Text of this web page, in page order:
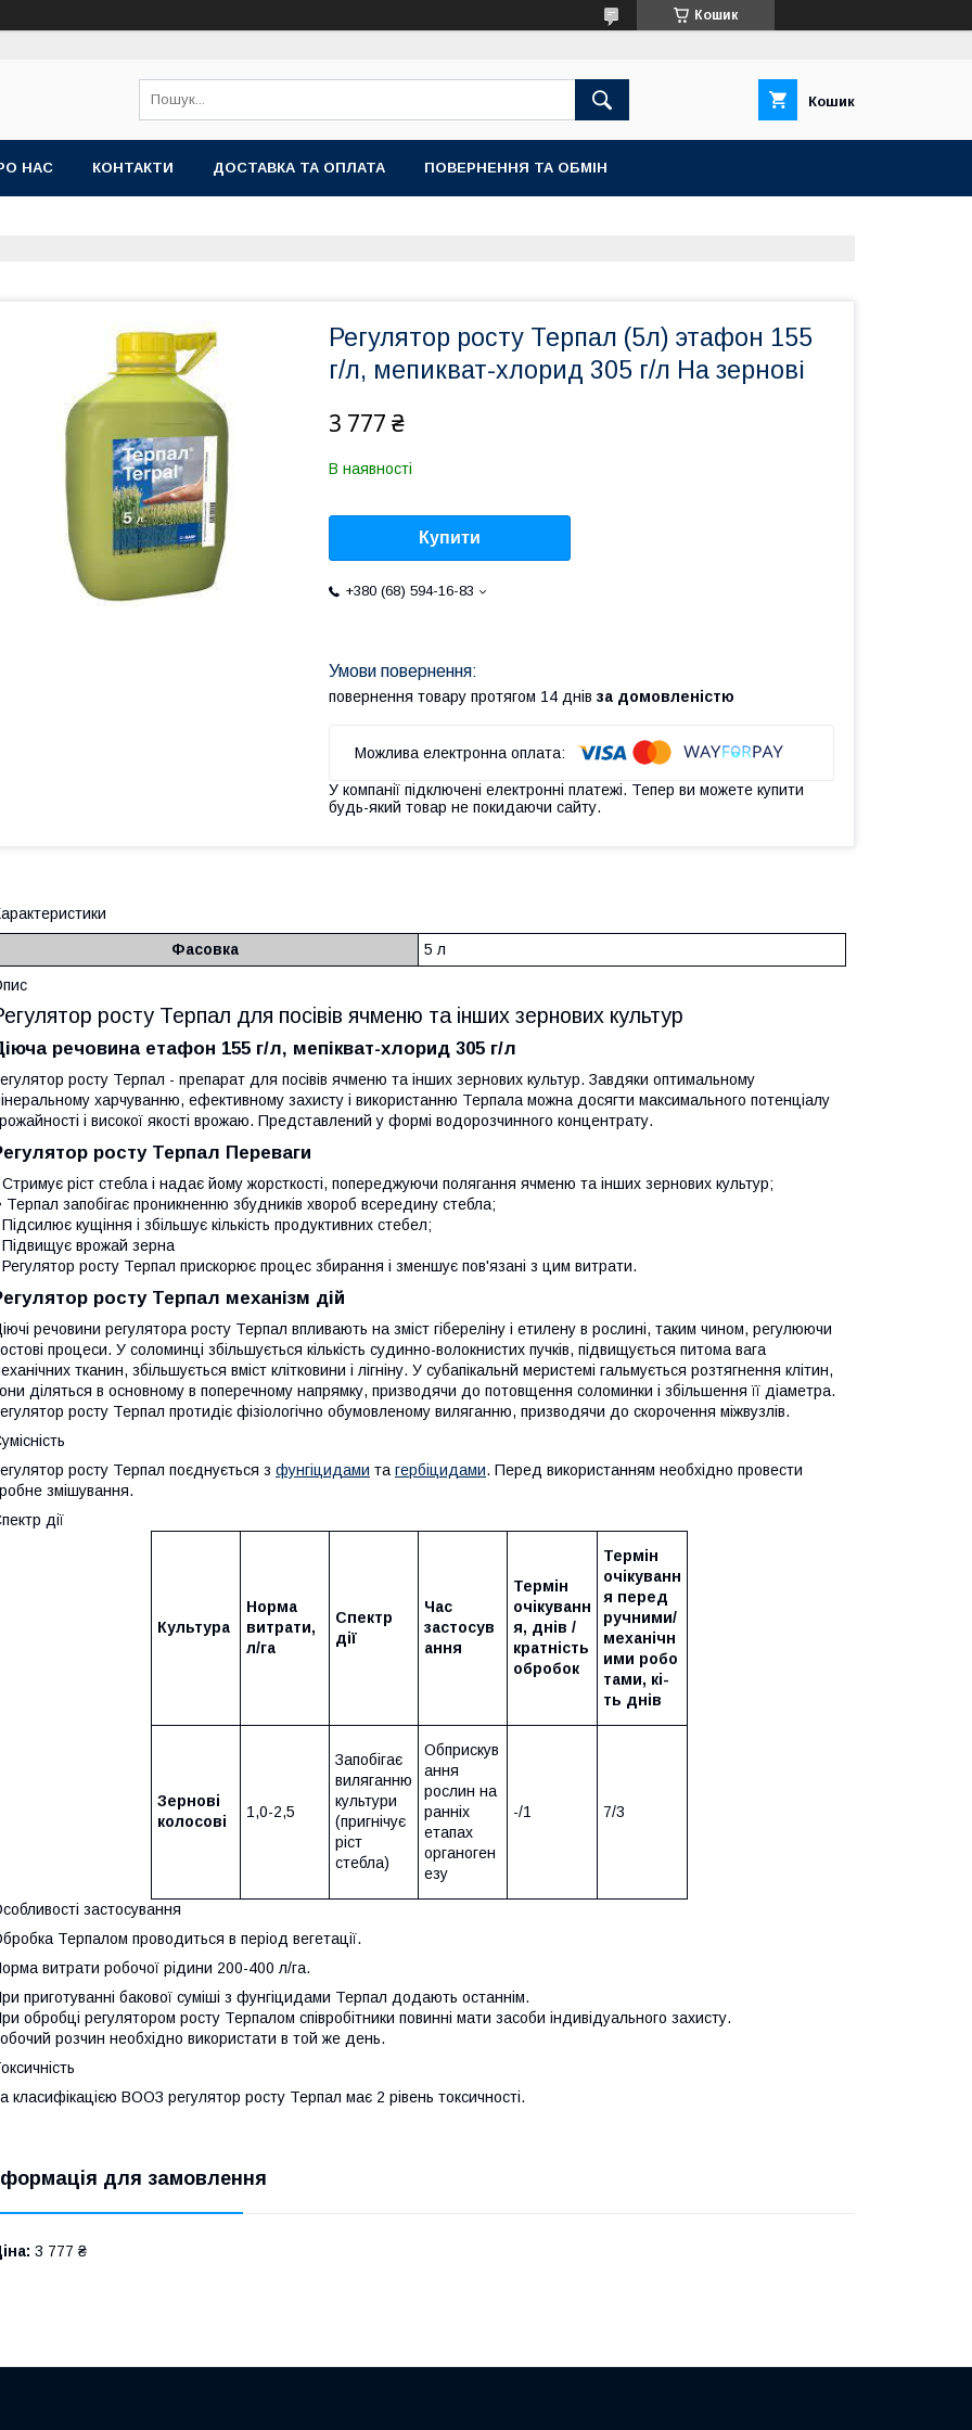
Кошик
Кошик
НАС КОНТАКТИ ДОСТАВКА ТА ОПЛАТА ПОВЕРНЕННЯ ТА ОБМІН
Регулятор росту Терпал (5л) этафон 155
г/л, мепикват-хлорид 305 г/л На зернові
3 777 ₴
В наявності
Купити
+380 (68) 594-16-83
повернення товару протягом 14 днів за домовленістю
У компанії підключені електронні платежі. Тепер ви можете купити
будь-який товар не покидаючи сайту.
Фасовка 5 л
росту Терпал для посівів ячменю та інших зернових культур
речовина етафон 155 г/л, мепікват-хлорид 305 г/л
росту Терпал - препарат для посівів ячменю та інших зернових культур. Завдяки оптимальному
харчуванню, ефективному захисту і використанню Терпала можна досягти максимального потенціалу
і високої якості врожаю. Представлений у формі водорозчинного концентрату.
росту Терпал Переваги
Стримує ріст стебла і надає йому жорсткості, попереджуючи полягання ячменю та інших зернових культур;
Терпал запобігає проникненню збудників хвороб всередину стебла;
Підсилює кущіння і збільшує кількість продуктивних стебел;
Підвищує врожай зерна
Регулятор росту Терпал прискорює процес збирання і зменшує пов'язані з цим витрати.
росту Терпал механізм дій
речовини регулятора росту Терпал впливають на зміст гібереліну і етилену в рослині, таким чином, регулюючи
процеси. У соломинці збільшується кількість судинно-волокнистих пучків, підвищується питома вага
тканин, збільшується вміст клітковини і лігніну. У субапікальнй меристемі гальмується розтягнення клітин,
діляться в основному в поперечному напрямку, призводячи до потовщення соломинки і збільшення її діаметра.
росту Терпал протидіє фізіологічно обумовленому виляганню, призводячи до скорочення міжвузлів.
росту Терпал поєднується з фунгіцидами та гербіцидами. Перед використанням необхідно провести
змішування.
дії
Культура
Норма
витрати,
л/га
Спектр
дії
Час
застосув
ання
Термін
очікуванн
я, днів /
кратність
обробок
Термін
очікуванн
я перед
ручними/
механічн
ими робо
тами, кі-
ть днів
Зернові
колосові
1,0-2,5
Запобігає
виляганню
культури
(пригнічує
ріст
стебла)
Обприскув
ання
рослин на
ранніх
етапах
органоген
езу
-/1 7/3
застосування
Терпалом проводиться в період вегетації.
витрати робочої рідини 200-400 л/га.
приготуванні бакової суміші з фунгіцидами Терпал додають останнім.
обробці регулятором росту Терпалом співробітники повинні мати засоби індивідуального захисту.
розчин необхідно використати в той же день.
класифікацією ВООЗ регулятор росту Терпал має 2 рівень токсичності.
для замовлення
3 777 ₴